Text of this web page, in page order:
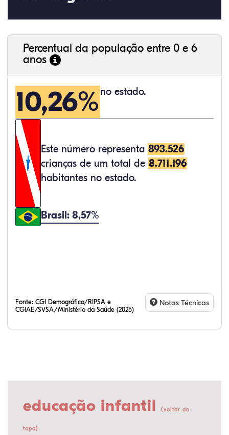
Percentual da população entre 0 e 6
anos
10,26% no estado.
Este número representa 893.526
crianças de um total de 8.711.196
habitantes no estado.
Brasil: 8,57%
Fonte: CGI Demográfico/RIPSA e
CGIAE/SVSA/Ministério da Saúde (2025)
Notas Técnicas
educação infantil (voltar ao
topo)